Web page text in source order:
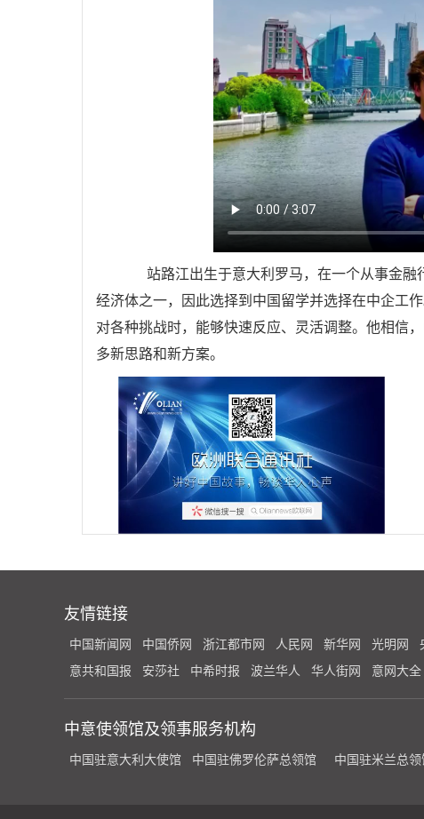
站路江出生于意大利罗马，在一个从事金融
经济体之一，因此选择到中国留学并选择在中企工
对各种挑战时，能够快速反应、灵活调整。他相信
多新思路和新方案。
友情链接
中国新闻网 中国侨网 浙江都市网 人民网 新华网 光明网
意共和国报
安莎社 中希时报 波兰华人 华人街网 意网大全
中意使领馆及领事服务机构
中国驻意大利大使馆 中国驻佛罗伦萨总领馆 中国驻米兰总领